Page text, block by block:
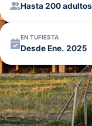
Hasta 200 adultos
EN TUFIESTA
Desde Ene. 2025